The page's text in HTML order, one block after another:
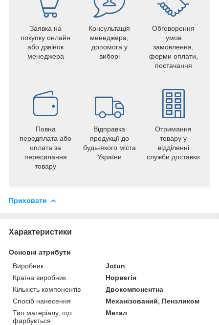
Заявка на
покупку онлайн
або дзвінок
менеджера
Консультація
менеджера,
допомога у
виборі
Обговорення
умов
замовлення,
форми оплати,
постачання
Повна
передплата або
оплата за
пересилання
товару
Відправка
продукції до
будь-якого міста
України
Отримання
товару у
відділенні
служби доставки
Приховати
Характеристики
Основні атрибути
Виробник
Jotun
Країна виробник
Норвегія
Кількість компонентів
Двокомпонентна
Спосіб нанесення
Механізований, Пензликом
Тип матеріалу, що
фарбується
Метал